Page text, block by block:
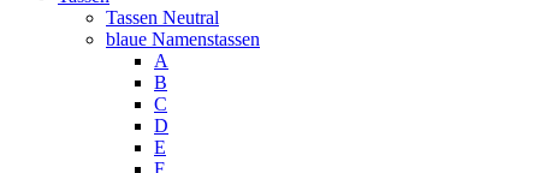
Tassen Neutral
blaue Namenstassen
A
B
C
D
E
F